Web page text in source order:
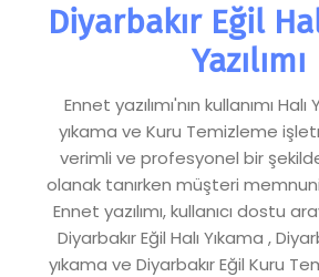
Diyarbakır Eğil
Yazılımı
Ennet yazılımı'nın kullanımı
yıkama ve Kuru Temizleme
verimli ve profesyonel bir
olanak tanırken müşteri
Ennet yazılımı, kullanıcı dostu
Diyarbakır Eğil Halı Yıkama ,
yıkama ve Diyarbakır Eğil Kuru